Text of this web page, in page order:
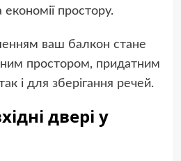
простору.
ваш балкон стане
простором, придатним
і для зберігання речей.
двері у